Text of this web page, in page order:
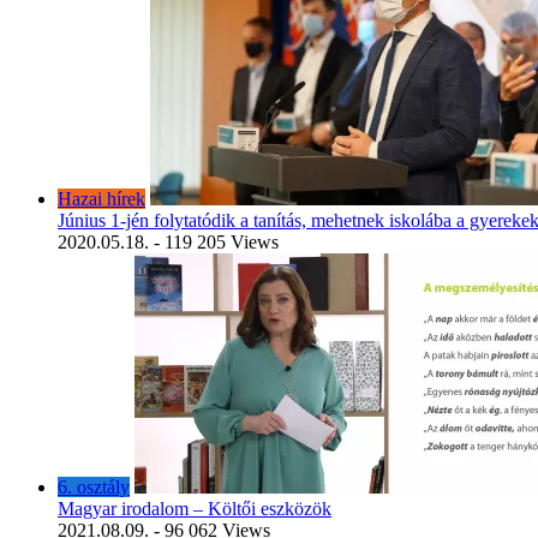
Hazai hírek
Június 1-jén folytatódik a tanítás, mehetnek iskolába a gyerekek
2020.05.18. - 119 205 Views
6. osztály
Magyar irodalom – Költői eszközök
2021.08.09. - 96 062 Views